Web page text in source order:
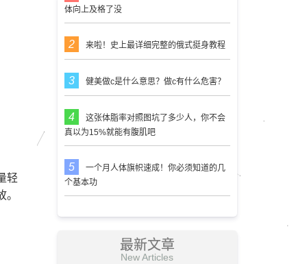
轻
体向上及格了没
来啦！史上最详细完整的俄式挺身教程
健美做c是什么意思？做c有什么危害？
这张体脂率对照图坑了多少人，你不会
真以为15%就能有腹肌吧
一个月人体旗帜速成！你必须知道的几
个基本功
最新文章
New Articles